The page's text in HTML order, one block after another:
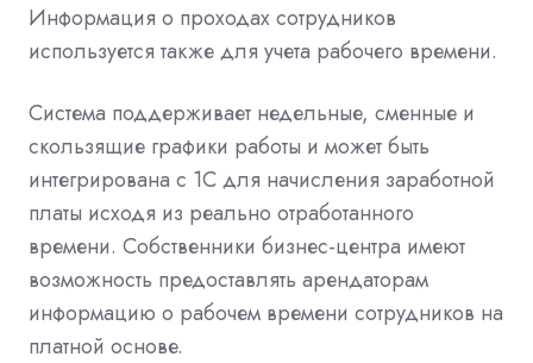
Информация о проходах сотрудников
используется также для учета рабочего времени.
Система поддерживает недельные, сменные и
скользящие графики работы и может быть
интегрирована с 1С для начисления заработной
платы исходя из реально отработанного
времени. Собственники бизнес-центра имеют
возможность предоставлять арендаторам
информацию о рабочем времени сотрудников на
платной основе.